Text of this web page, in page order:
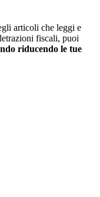
articoli che leggi e
fiscali, puoi
riducendo le tue